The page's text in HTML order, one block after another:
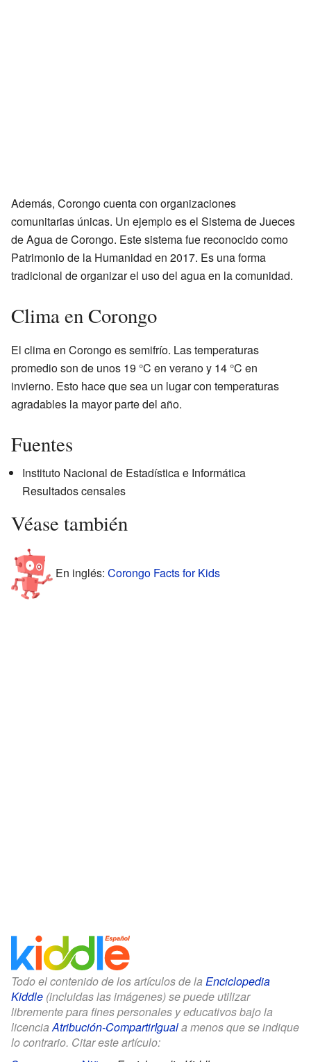
Además, Corongo cuenta con organizaciones
comunitarias únicas. Un ejemplo es el Sistema de Jueces
de Agua de Corongo. Este sistema fue reconocido como
Patrimonio de la Humanidad en 2017. Es una forma
tradicional de organizar el uso del agua en la comunidad.
Clima en Corongo
El clima en Corongo es semifrío. Las temperaturas
promedio son de unos 19 °C en verano y 14 °C en
invierno. Esto hace que sea un lugar con temperaturas
agradables la mayor parte del año.
Fuentes
Instituto Nacional de Estadística e Informática
Resultados censales
Véase también
En inglés: Corongo Facts for Kids
Todo el contenido de los artículos de la Enciclopedia
Kiddle (incluidas las imágenes) se puede utilizar
libremente para fines personales y educativos bajo la
licenciaAtribución-CompartirIguala menos que se indique
lo contrario. Citar este artículo: